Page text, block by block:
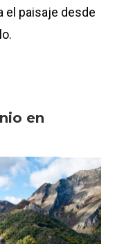
el paisaje desde
en